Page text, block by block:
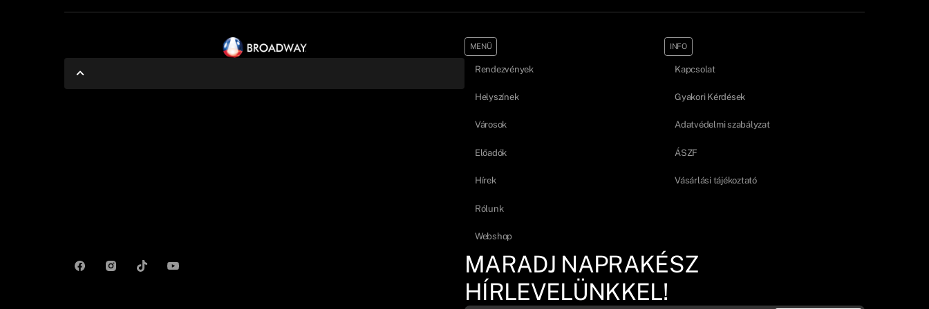
MENÜ
Rendezvények
Helyszínek
Városok
Előadók
Hírek
Rólunk
Webshop
INFO
Kapcsolat
Gyakori Kérdések
Adatvédelmi szabályzat
ÁSZF
Vásárlási tájékoztató
MARADJ NAPRAKÉSZ
HÍRLEVELÜNKKEL!